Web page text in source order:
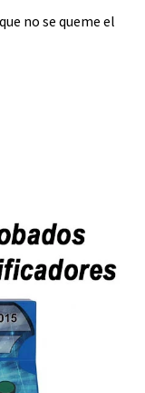
no se queme el